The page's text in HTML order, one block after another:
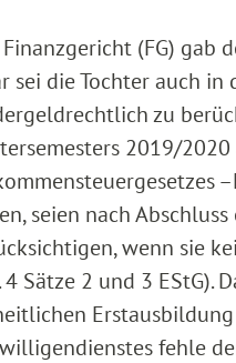
Finanzgericht (FG) gab
sei die Tochter auch
zu
2019/2020
seien nach
wenn sie
4 Sätze 2 und 3 EStG).
fehle